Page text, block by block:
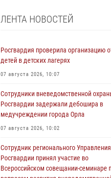
ЛЕНТА НОВОСТЕЙ
Росгвардия проверила организацию
детей в детских лагерях
07 августа 2026, 10:07
Сотрудники вневедомственной
Росгвардии задержали дебошира в
медучреждении города Орла
07 августа 2026, 10:02
Сотрудник регионального Управления
Росгвардии принял участие во
Всероссийском совещании-семинаре